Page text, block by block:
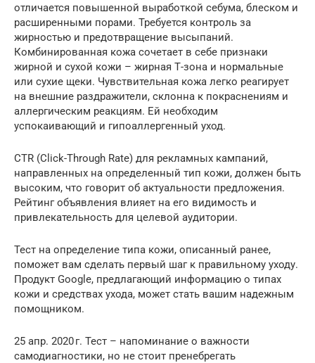
отличается повышенной выработкой себума, блеском и
расширенными порами. Требуется контроль за
жирностью и предотвращение высыпаний.
Комбинированная кожа сочетает в себе признаки
жирной и сухой кожи – жирная Т-зона и нормальные
или сухие щеки. Чувствительная кожа легко реагирует
на внешние раздражители, склонна к покраснениям и
аллергическим реакциям. Ей необходим
успокаивающий и гипоаллергенный уход.
CTR (Click-Through Rate) для рекламных кампаний,
направленных на определенный тип кожи, должен быть
высоким, что говорит об актуальности предложения.
Рейтинг объявления влияет на его видимость и
привлекательность для целевой аудитории.
Тест на определение типа кожи, описанный ранее,
поможет вам сделать первый шаг к правильному уходу.
Продукт Google, предлагающий информацию о типах
кожи и средствах ухода, может стать вашим надежным
помощником.
25 апр. 2020 г. Тест – напоминание о важности
самодиагностики, но не стоит пренебрегать